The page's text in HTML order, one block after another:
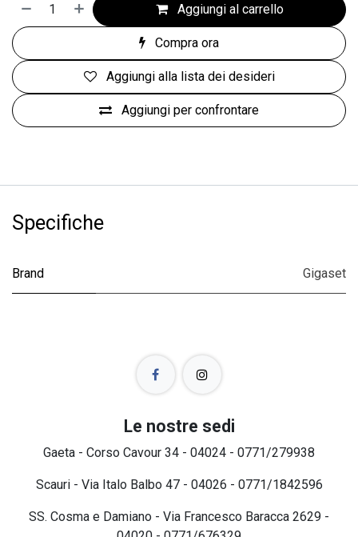
Aggiungi al carrello
Compra ora
Aggiungi per confrontare
Aggiungi alla lista dei desideri
Specifiche
Brand Gigaset
Le nostre sedi
Gaeta - Corso Cavour 34 - 04024 - 0771/279938
Scauri - Via Italo Balbo 47 - 04026 - 0771/1842596
SS. Cosma e Damiano - Via Francesco Baracca 2629 -